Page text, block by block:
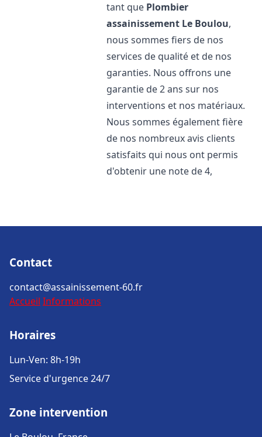
tant que Plombier
assainissement Le Boulou,
nous sommes fiers de nos
services de qualité et de nos
garanties. Nous offrons une
garantie de 2 ans sur nos
interventions et nos matériaux.
Nous sommes également fière
de nos nombreux avis clients
satisfaits qui nous ont permis
d'obtenir une note de 4,
Contact
contact@assainissement-60.fr
Accueil Informations
Horaires
Lun-Ven: 8h-19h
Service d'urgence 24/7
Zone intervention